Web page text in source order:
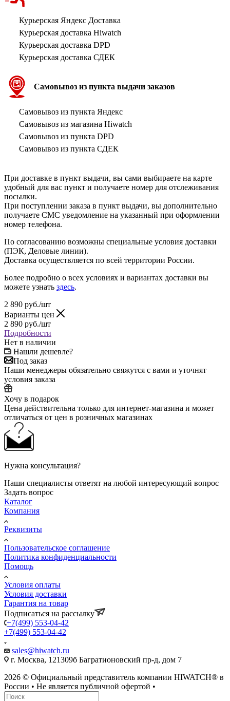
Курьерская Яндекс Доставка
Курьерская доставка Hiwatch
Курьерская доставка DPD
Курьерская доставка СДЕК
Самовывоз из пункта выдачи заказов
Самовывоз из пункта Яндекс
Самовывоз из магазина Hiwatch
Самовывоз из пункта DPD
Самовывоз из пункта СДЕК
При доставке в пункт выдачи, вы сами выбираете на карте
удобный для вас пункт и получаете номер для отслеживания
посылки.
При поступлении заказа в пункт выдачи, вы дополнительно
получаете СМС уведомление на указанный при оформлении
номер телефона.
По согласованию возможны специальные условия доставки
(ПЭК, Деловые линии).
Доставка осуществляется по всей территории России.
Более подробно о всех условиях и вариантах доставки вы
можете узнать здесь.
2 890 руб./шт
Варианты цен
2 890 руб./шт
Подробности
Нет в наличии
Нашли дешевле?
Под заказ
Наши менеджеры обязательно свяжутся с вами и уточнят
условия заказа
Хочу в подарок
Цена действительна только для интернет-магазина и может
отличаться от цен в розничных магазинах
Нужна консультация?
Наши специалисты ответят на любой интересующий вопрос
Задать вопрос
Каталог
Компания
Реквизиты
Пользовательское соглашение
Политика конфиденциальности
Помощь
Условия оплаты
Условия доставки
Гарантия на товар
Подписаться на рассылку
+7(499) 553-04-42
+7(499) 553-04-42
sales@hiwatch.ru
г. Москва, 121309б Багратионовский пр-д, дом 7
2026 © Официальный представитель компании HIWATCH® в
России • Не является публичной офертой •